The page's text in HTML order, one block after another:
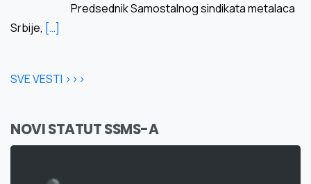
Predsednik Samostalnog sindikata metalaca
Srbije, […]
SVE VESTI >>>
NOVI STATUT SSMS-A